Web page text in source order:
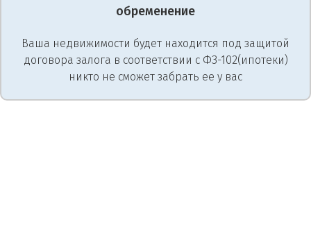
обременение
Ваша недвижимости будет находится под защитой
договора залога в соответствии с ФЗ-102(ипотеки)
никто не сможет забрать ее у вас